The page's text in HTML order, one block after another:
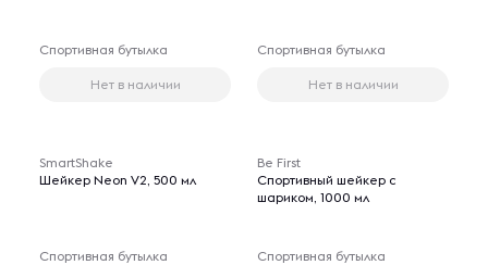
Спортивная бутылка
Нет в наличии
Спортивная бутылка
Нет в наличии
SmartShake
Шейкер Neon V2, 500 мл
Спортивная бутылка
Be First
Спортивный шейкер с
шариком, 1000 мл
Спортивная бутылка